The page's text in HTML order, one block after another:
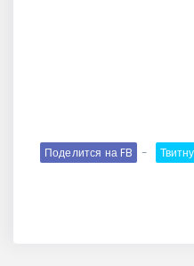
Поделится на FB